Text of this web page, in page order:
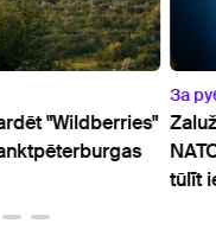
"Wildberries"
За
tūlīt